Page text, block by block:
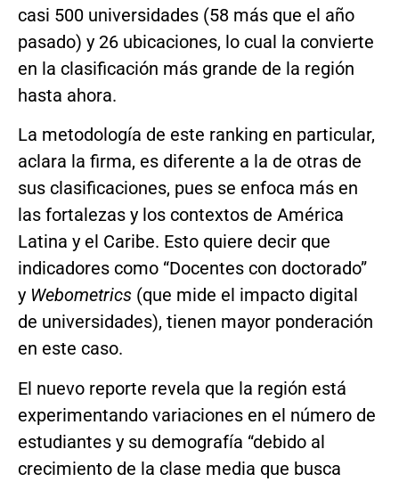
casi 500 universidades (58 más que el año
pasado) y 26 ubicaciones, lo cual la convierte
en la clasificación más grande de la región
hasta ahora.
La metodología de este ranking en particular,
aclara la firma, es diferente a la de otras de
sus clasificaciones, pues se enfoca más en
las fortalezas y los contextos de América
Latina y el Caribe. Esto quiere decir que
indicadores como “Docentes con doctorado”
y Webometrics (que mide el impacto digital
de universidades), tienen mayor ponderación
en este caso.
El nuevo reporte revela que la región está
experimentando variaciones en el número de
estudiantes y su demografía “debido al
crecimiento de la clase media que busca